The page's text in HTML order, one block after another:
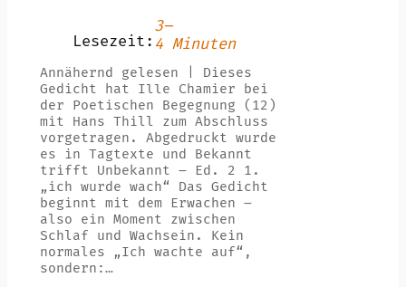
Lesezeit:
3–
4 Minuten
Annähernd gelesen | Dieses
Gedicht hat Ille Chamier bei
der Poetischen Begegnung (12)
mit Hans Thill zum Abschluss
vorgetragen. Abgedruckt wurde
es in Tagtexte und Bekannt
trifft Unbekannt – Ed. 2 1.
„ich wurde wach“ Das Gedicht
beginnt mit dem Erwachen –
also ein Moment zwischen
Schlaf und Wachsein. Kein
normales „Ich wachte auf“,
sondern:…